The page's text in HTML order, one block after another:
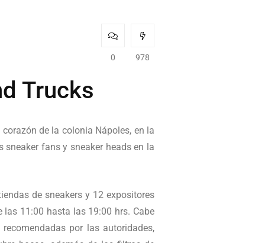
0 978
Trucks
de la colonia Nápoles, en la
sneaker fans y sneaker heads en la
de sneakers y 12 expositores
las 11:00 hasta las 19:00 hrs. Cabe
por las autoridades,